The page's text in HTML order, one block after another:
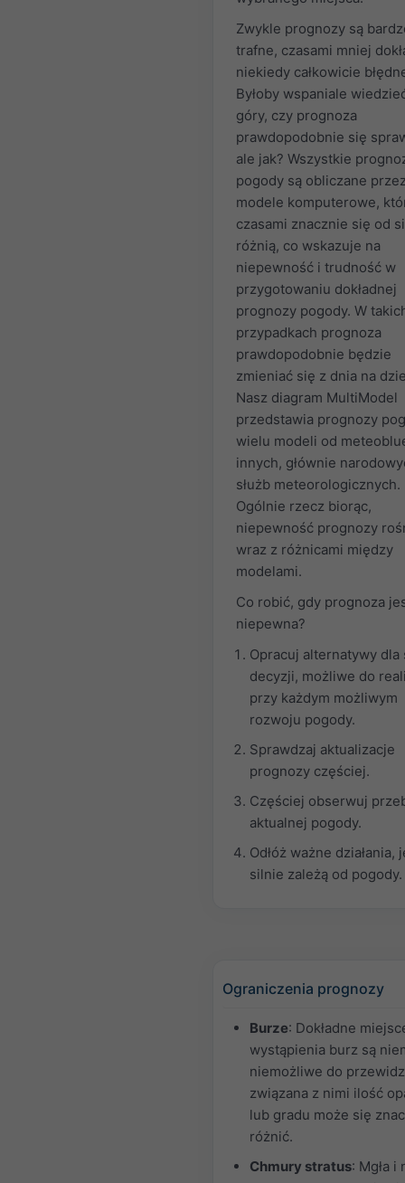
Zwykle prognozy są
trafne, czasami mniej
niekiedy całkowicie
Byłoby wspaniale
góry, czy prognoza
prawdopodobnie się
ale jak? Wszystkie
pogody są obliczane
modele komputerowe,
czasami znacznie się od
różnią, co wskazuje na
niepewność i trudność w
przygotowaniu dokładnej
prognozy pogody. W
przypadkach prognoza
prawdopodobnie będzie
zmieniać się z dnia na
Nasz diagram MultiModel
przedstawia prognozy
wielu modeli od
innych, głównie
służb meteorologicznych.
Ogólnie rzecz biorąc,
niepewność prognozy
wraz z różnicami między
modelami.
Co robić, gdy prognoza
niepewna?
Opracuj alternatywy dla
decyzji, możliwe do
przy każdym możliwym
rozwoju pogody.
Sprawdzaj aktualizacje
prognozy częściej.
Częściej obserwuj
aktualnej pogody.
Odłóż ważne działania,
silnie zależą od pogody.
Ograniczenia prognozy
Burze: Dokładne
wystąpienia burz są
niemożliwe do
związana z nimi ilość
lub gradu może się
różnić.
Chmury stratus: Mgła i